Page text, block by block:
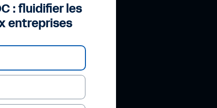
: fluidifier les
entreprises